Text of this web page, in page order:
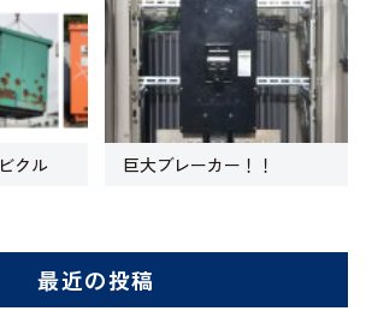
クル 巨大ブレーカー！！
最近の投稿